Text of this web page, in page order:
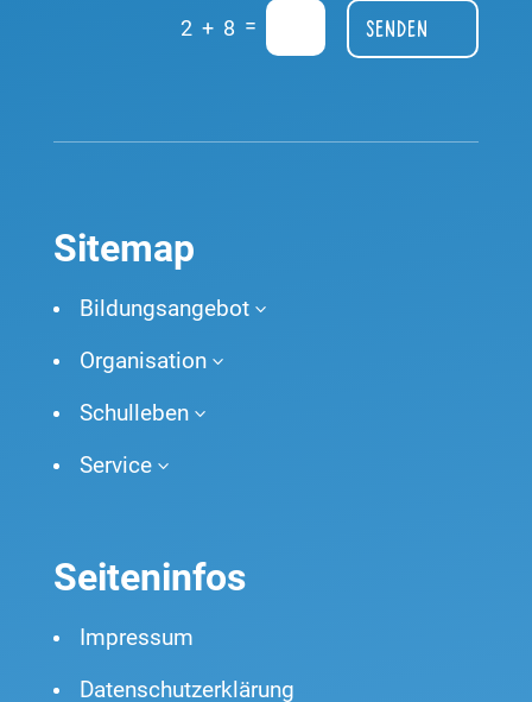
2 + 8 = Senden
Sitemap
Bildungsangebot3
Organisation3
Schulleben3
Service3
Seiteninfos
Impressum
Datenschutzerklärung